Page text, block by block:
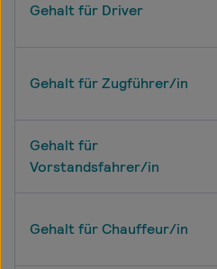
Gehalt für Driver
Gehalt für Zugführer/in
Gehalt für
Vorstandsfahrer/in
Gehalt für Chauffeur/in